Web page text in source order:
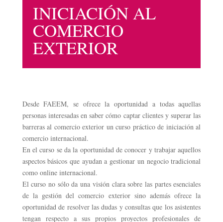
INICIACIÓN AL
COMERCIO
EXTERIOR
Desde FAEEM, se ofrece la oportunidad a todas aquellas
personas interesadas en saber cómo captar clientes y superar las
barreras al comercio exterior un curso práctico de iniciación al
comercio internacional.
En el curso se da la oportunidad de conocer y trabajar aquellos
aspectos básicos que ayudan a gestionar un negocio tradicional
como online internacional.
El curso no sólo da una visión clara sobre las partes esenciales
de la gestión del comercio exterior sino además ofrece la
oportunidad de resolver las dudas y consultas que los asistentes
tengan respecto a sus propios proyectos profesionales de